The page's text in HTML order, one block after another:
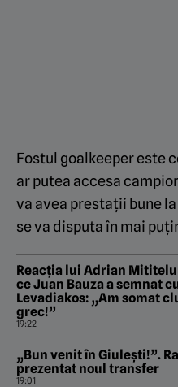
Fostul goalkeeper este
ar putea accesa
va avea prestații bune
se va disputa în mai
Reacția lui Adrian
ce Juan Bauza a semnat
Levadiakos: „Am somat
grec!”
19:22
„Bun venit în Giulești!”.
prezentat noul transfer
19:01